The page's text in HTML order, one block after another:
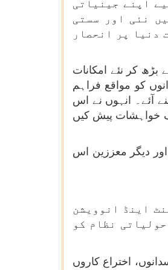
اپنے جینیاتی
نئی اور سستی
دنیا پر انحصار
بڑھ کر نئے امکانات
کو مواقع فراہم
آئے۔ انہوں نے اس
خواہشات پیش کیں
دیگر معززین اس
کروڑ روپے کی ریسرچ ڈیولپمنٹ اینڈ انوویشن
نظام کو
اختراع کاروں